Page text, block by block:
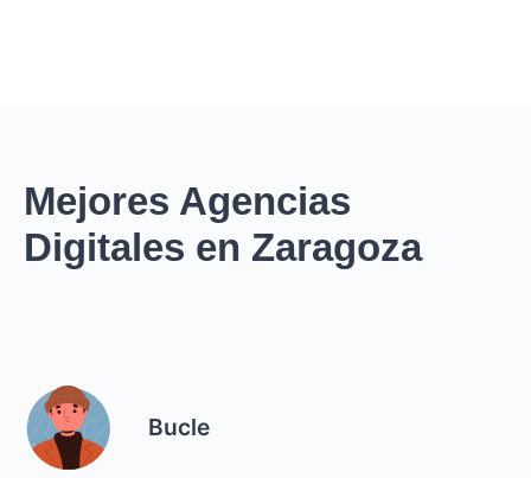
Mejores Agencias
Digitales en Zaragoza
Bucle